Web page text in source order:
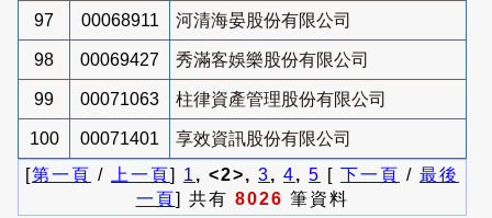
97 00068911 河清海晏股份有限公司
98 00069427 秀滿客娛樂股份有限公司
99 00071063 柱律資產管理股份有限公司
100 00071401
享效資訊股份有限公司
[第一頁 / 上一頁] 1 , <2>, 3, 4, 5 [ 下一頁 / 最後
一頁] 共有 8026 筆資料